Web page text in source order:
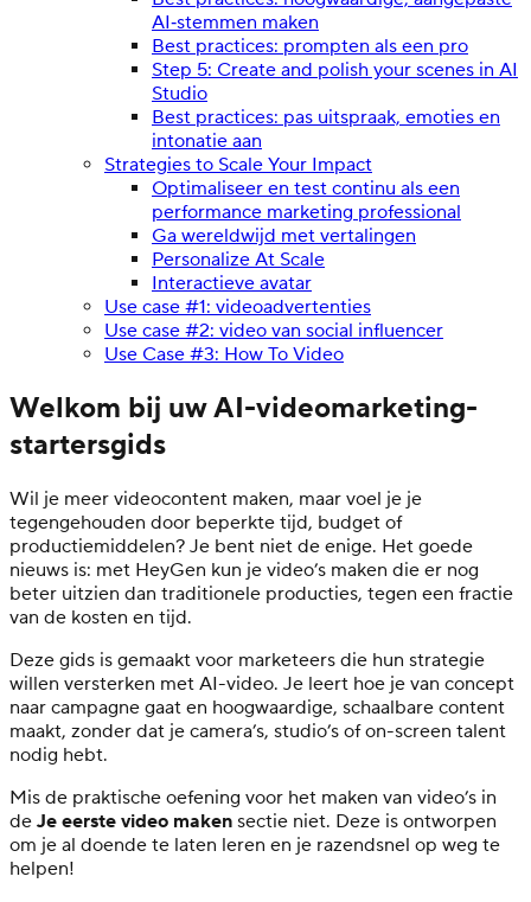
AI‑stemmen maken
Best practices: prompten als een pro
Step 5: Create and polish your scenes in AI
Studio
Best practices: pas uitspraak, emoties en
intonatie aan
Strategies to Scale Your Impact
Optimaliseer en test continu als een
performance marketing professional
Ga wereldwijd met vertalingen
Personalize At Scale
Interactieve avatar
Use case #1: videoadvertenties
Use case #2: video van social influencer
Use Case #3: How To Video
Welkom bij uw AI-videomarketing-
startersgids
Wil je meer videocontent maken, maar voel je je
tegengehouden door beperkte tijd, budget of
productiemiddelen? Je bent niet de enige. Het goede
nieuws is: met HeyGen kun je video’s maken die er nog
beter uitzien dan traditionele producties, tegen een fractie
van de kosten en tijd.
Deze gids is gemaakt voor marketeers die hun strategie
willen versterken met AI-video. Je leert hoe je van concept
naar campagne gaat en hoogwaardige, schaalbare content
maakt, zonder dat je camera’s, studio’s of on-screen talent
nodig hebt.
Mis de praktische oefening voor het maken van video’s in
de Je eerste video maken sectie niet. Deze is ontworpen
om je al doende te laten leren en je razendsnel op weg te
helpen!